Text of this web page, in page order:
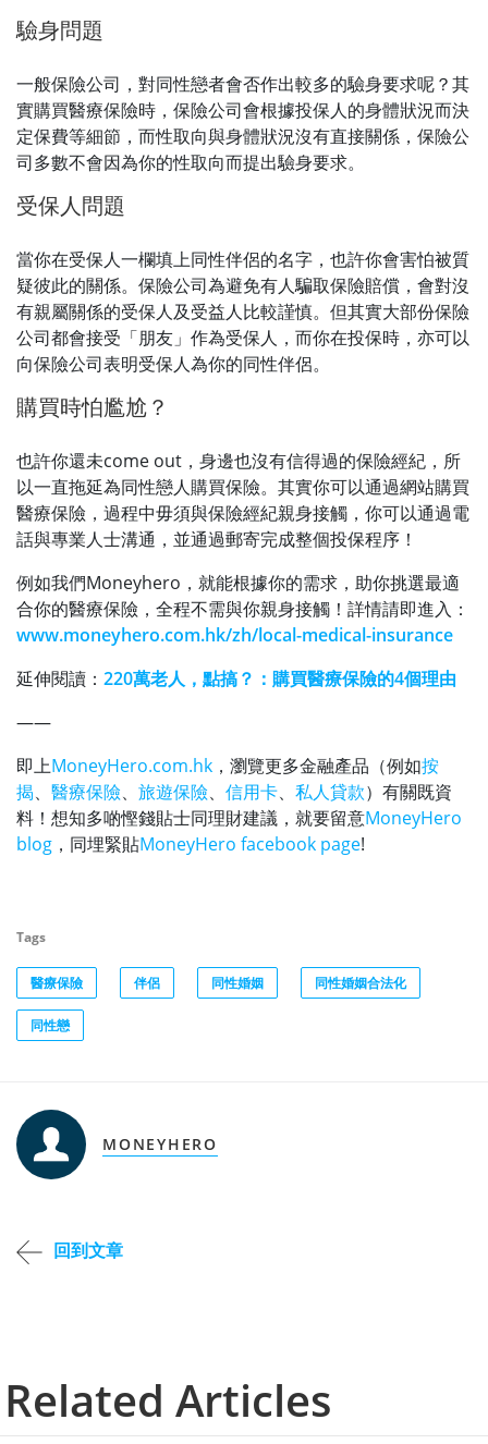
驗身問題
一般保險公司，對同性戀者會否作出較多的驗身要求呢？其
實購買醫療保險時，保險公司會根據投保人的身體狀況而決
定保費等細節，而性取向與身體狀況沒有直接關係，保險公
司多數不會因為你的性取向而提出驗身要求。
受保人問題
當你在受保人一欄填上同性伴侶的名字，也許你會害怕被質
疑彼此的關係。保險公司為避免有人騙取保險賠償，會對沒
有親屬關係的受保人及受益人比較謹慎。但其實大部份保險
公司都會接受「朋友」作為受保人，而你在投保時，亦可以
向保險公司表明受保人為你的同性伴侶。
購買時怕尷尬？
也許你還未come out，身邊也沒有信得過的保險經紀，所
以一直拖延為同性戀人購買保險。其實你可以通過網站購買
醫療保險，過程中毋須與保險經紀親身接觸，你可以通過電
話與專業人士溝通，並通過郵寄完成整個投保程序！
例如我們Moneyhero，就能根據你的需求，助你挑選最適
合你的醫療保險，全程不需與你親身接觸！詳情請即進入：
www.moneyhero.com.hk/zh/local-medical-insurance
延伸閱讀： 220萬老人，點搞？：購買醫療保險的4個理由
——
即上MoneyHero.com.hk ，瀏覽更多金融產品（例如按
揭、 醫療保險、 旅遊保險、 信用卡、 私人貸款）有關既資
料！想知多啲慳錢貼士同理財建議，就要留意MoneyHero
blog ，同埋緊貼MoneyHero facebook page!
Tags
醫療保險 伴侶 同性婚姻 同性婚姻合法化
同性戀
MONEYHERO
回到文章
Related Articles